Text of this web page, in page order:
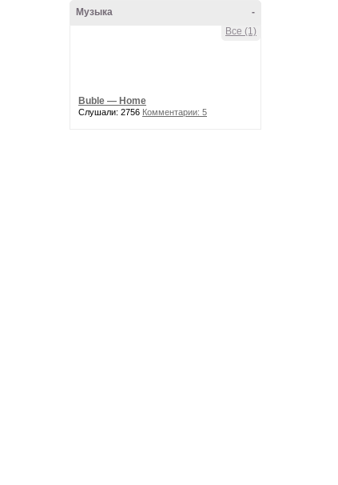
-
Музыка
Все (1)
Buble — Home
Слушали: 2756 Комментарии: 5